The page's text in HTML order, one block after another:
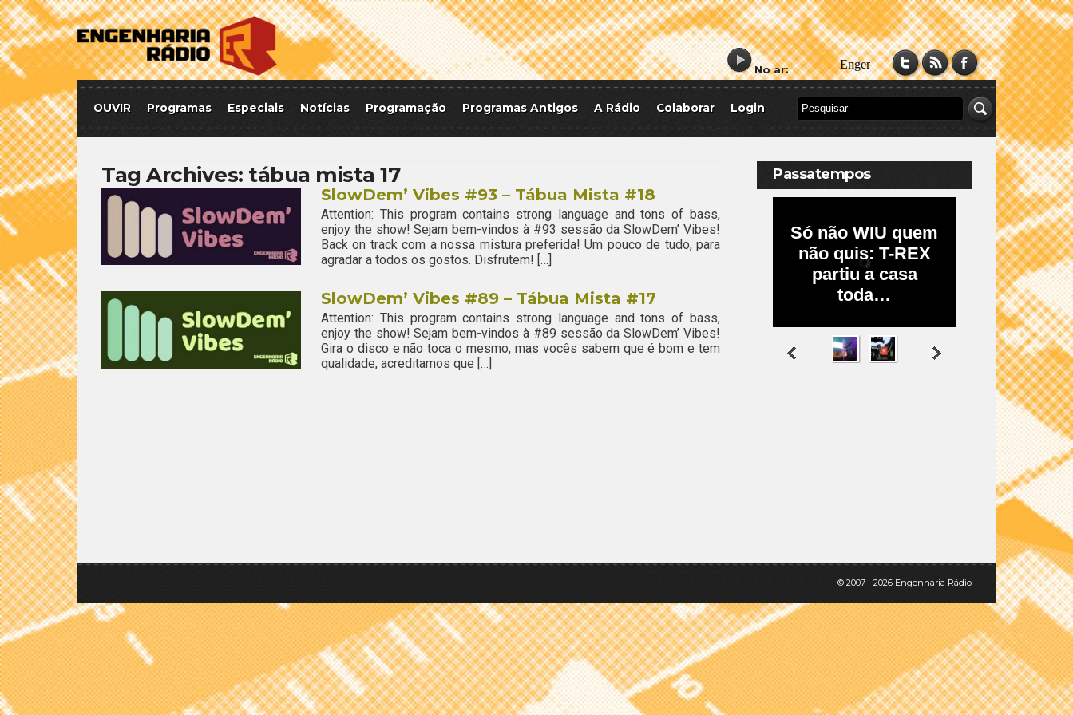
No ar:
OUVIR Programas Especiais Notícias Programação Programas Antigos A Rádio Colaborar Login
Tag Archives: tábua mista 17
SlowDem’ Vibes #93 – Tábua Mista #18
Attention: This program contains strong language and tons of bass,
enjoy the show! Sejam bem-vindos à #93 sessão da SlowDem’ Vibes!
Back on track com a nossa mistura preferida! Um pouco de tudo, para
agradar a todos os gostos. Disfrutem! […]
SlowDem’ Vibes #89 – Tábua Mista #17
Attention: This program contains strong language and tons of bass,
enjoy the show! Sejam bem-vindos à #89 sessão da SlowDem’ Vibes!
Gira o disco e não toca o mesmo, mas vocês sabem que é bom e tem
qualidade, acreditamos que […]
Passatempos
© 2007 - 2026 Engenharia Rádio